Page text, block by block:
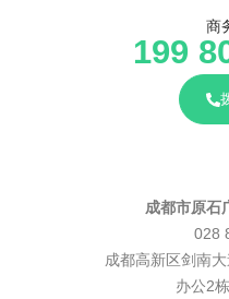
商
199
成都市原石
028
成都高新区剑南
办公2